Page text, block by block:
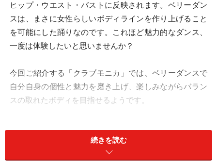
ヒップ・ウエスト・バストに反映されます。ベリーダン
スは、まさに女性らしいボディラインを作り上げること
を可能にした踊りなのです。これほど魅力的なダンス、
一度は体験したいと思いませんか？
今回ご紹介する「クラブモニカ」では、ベリーダンスで
自分自身の個性と魅力を磨き上げ、楽しみながらバラン
スの取れたボディを目指せるようです。
続きを読む